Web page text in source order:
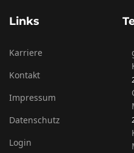
Links
Karriere
Kontakt
Impressum
Datenschutz
Login